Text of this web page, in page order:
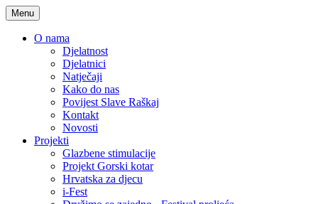
Menu
O nama
Djelatnost
Djelatnici
Natječaji
Kako do nas
Povijest Slave Raškaj
Kontakt
Novosti
Projekti
Glazbene stimulacije
Projekt Gorski kotar
Hrvatska za djecu
i-Fest